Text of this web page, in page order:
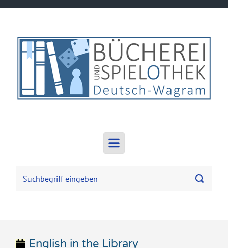
English in the Library